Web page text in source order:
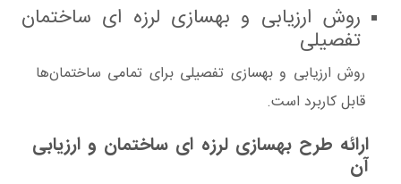
روش ارزیابی و بهسازی لرزه ای ساختمان
تفصیلی
روش ارزیابی و بهسازی تفصیلی برای تمامی ساختمان‌ها
قابل کاربرد است.
ارائه طرح بهسازی لرزه ای ساختمان و ارزیابی
آن